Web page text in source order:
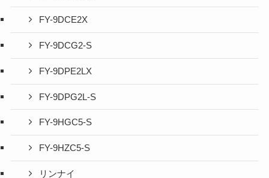
FY-9DCE2X
FY-9DCG2-S
FY-9DPE2LX
FY-9DPG2L-S
FY-9HGC5-S
FY-9HZC5-S
リンナイ